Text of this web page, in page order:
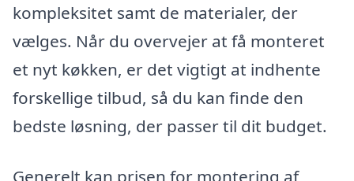
kompleksitet samt de materialer, der
vælges. Når du overvejer at få monteret
et nyt køkken, er det vigtigt at indhente
forskellige tilbud, så du kan finde den
bedste løsning, der passer til dit budget.
Generelt kan prisen for montering af